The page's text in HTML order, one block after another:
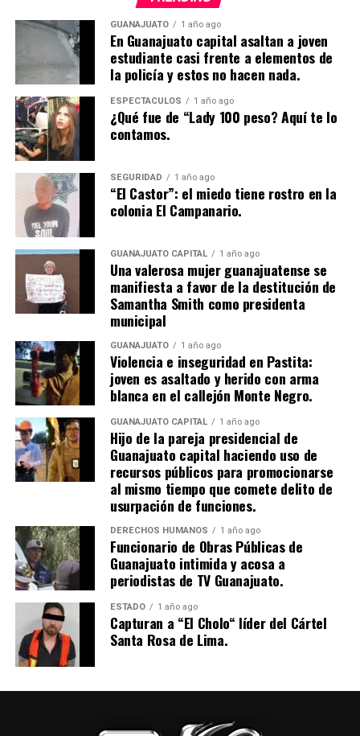
GUANAJUATO 1 año ago
En Guanajuato capital asaltan a joven
estudiante casi frente a elementos de
la policía y estos no hacen nada.
ESPECTÁCULOS 1 año ago
¿Qué fue de “Lady 100 peso? Aquí te lo
contamos.
SEGURIDAD 1 año ago
“El Castor”: el miedo tiene rostro en la
colonia El Campanario.
GUANAJUATO CAPITAL 1 año ago
Una valerosa mujer guanajuatense se
manifiesta a favor de la destitución de
Samantha Smith como presidenta
municipal
GUANAJUATO 1 año ago
Violencia e inseguridad en Pastita:
joven es asaltado y herido con arma
blanca en el callejón Monte Negro.
GUANAJUATO CAPITAL 1 año ago
Hijo de la pareja presidencial de
Guanajuato capital haciendo uso de
recursos públicos para promocionarse
al mismo tiempo que comete delito de
usurpación de funciones.
DERECHOS HUMANOS 1 año ago
Funcionario de Obras Públicas de
Guanajuato intimida y acosa a
periodistas de TV Guanajuato.
ESTADO 1 año ago
Capturan a “El Cholo“ líder del Cártel
Santa Rosa de Lima.